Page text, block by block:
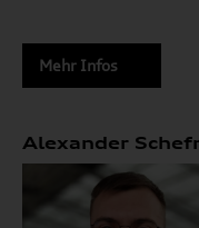
Mehr Infos
Alexander